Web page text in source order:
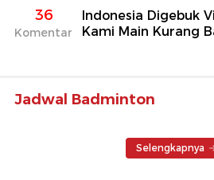
36
Komentar
Indonesia Digebuk
Kami Main Kurang
Jadwal Badminton
Selengkapnya